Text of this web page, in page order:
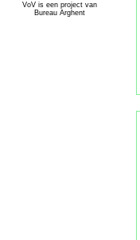
VoV is een project van
Bureau Arghent